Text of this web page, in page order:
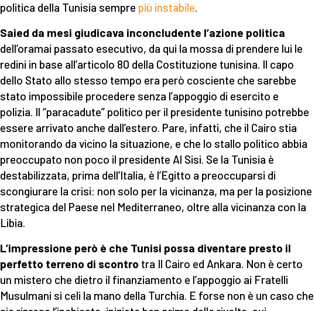
politica della Tunisia sempre più instabile.
Saied da mesi giudicava inconcludente l’azione politica
dell’oramai passato esecutivo, da qui la mossa di prendere lui le
redini in base all’articolo 80 della Costituzione tunisina. Il capo
dello Stato allo stesso tempo era però cosciente che sarebbe
stato impossibile procedere senza l’appoggio di esercito e
polizia. Il “paracadute” politico per il presidente tunisino potrebbe
essere arrivato anche dall’estero. Pare, infatti, che il Cairo stia
monitorando da vicino la situazione, e che lo stallo politico abbia
preoccupato non poco il presidente Al Sisi. Se la Tunisia è
destabilizzata, prima dell’Italia, è l’Egitto a preoccuparsi di
scongiurare la crisi: non solo per la vicinanza, ma per la posizione
strategica del Paese nel Mediterraneo, oltre alla vicinanza con la
Libia.
L’impressione però è che Tunisi possa diventare presto il
perfetto terreno di scontro tra Il Cairo ed Ankara. Non è certo
un mistero che dietro il finanziamento e l’appoggio ai Fratelli
Musulmani si celi la mano della Turchia. E forse non è un caso che